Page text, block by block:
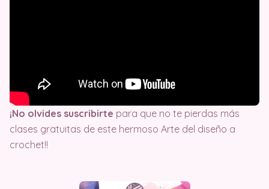
¡No olvides suscribirte para que no te pierdas más
clases gratuitas de este hermoso Arte del diseño a
crochet!!